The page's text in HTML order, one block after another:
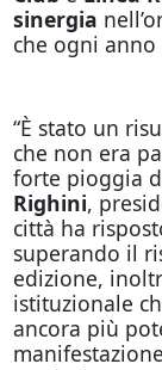
sinergia
che ogni
“È stato un
che non era
forte pioggia
Righini,
città ha
superando il
edizione,
istituzionale
ancora più